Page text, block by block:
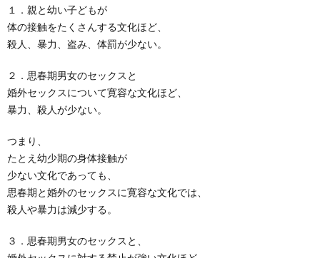
１．親と幼い子どもが
体の接触をたくさんする文化ほど、
殺人、暴力、盗み、体罰が少ない。
２．思春期男女のセックスと
婚外セックスについて寛容な文化ほど、
暴力、殺人が少ない。
つまり、
たとえ幼少期の身体接触が
少ない文化であっても、
思春期と婚外のセックスに寛容な文化では、
殺人や暴力は減少する。
３．思春期男女のセックスと、